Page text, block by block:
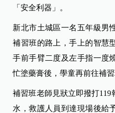
「安全利器」。
新北市土城區一名五年級男
補習班的路上，手上的智慧
手前手臂二度及左手指一度
忙塗藥膏後，學童再前往補習
補習班老師見狀立即撥打
水，救護人員到達現場後給